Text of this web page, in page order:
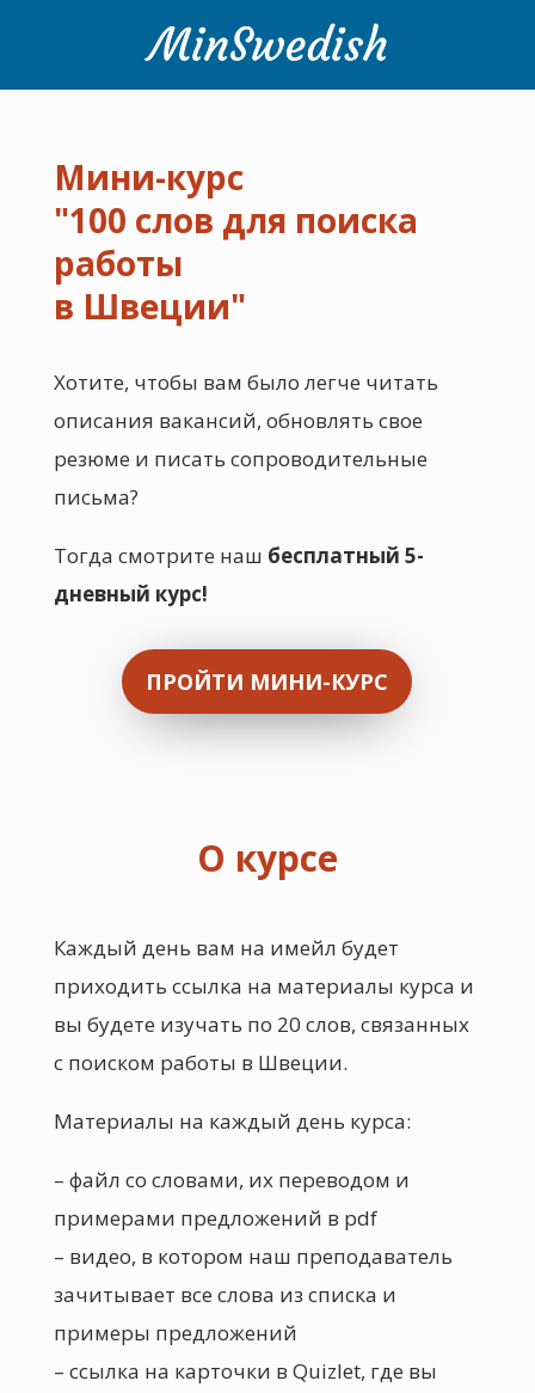
Мини-курс
"100 слов для поиска
работы
в Швеции"
Хотите, чтобы вам было легче читать
описания вакансий, обновлять свое
резюме и писать сопроводительные
письма?
Тогда смотрите наш бесплатный 5-
дневный курс!
ПРОЙТИ МИНИ-КУРС
О курсе
Каждый день вам на имейл будет
приходить ссылка на материалы курса и
вы будете изучать по 20 слов, связанных
с поиском работы в Швеции.
Материалы на каждый день курса:
– файл со словами, их переводом и
примерами предложений в pdf
– видео, в котором наш преподаватель
зачитывает все слова из списка и
примеры предложений
– ссылка на карточки в Quizlet, где вы